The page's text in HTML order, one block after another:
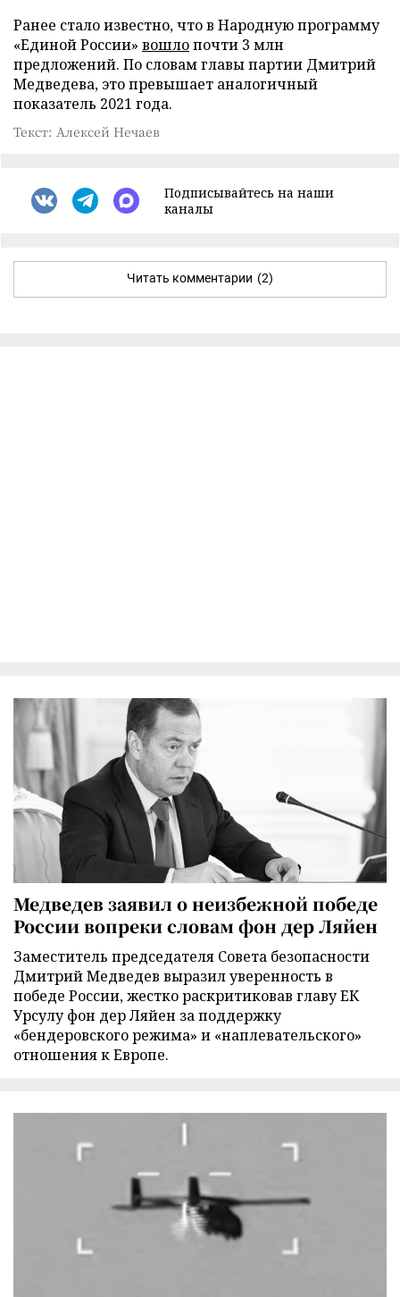
Ранее стало известно, что в Народную программу
«Единой России» вошлопочти 3 млн
предложений. По словам главы партии Дмитрий
Медведева, это превышает аналогичный
показатель 2021 года.
Текст: Алексей Нечаев
Подписывайтесь на наши
каналы
Читать комментарии (2)
Медведев заявил о неизбежной победе
России вопреки словам фон дер Ляйен
Заместитель председателя Совета безопасности
Дмитрий Медведев выразил уверенность в
победе России, жестко раскритиковав главу ЕК
Урсулу фон дер Ляйен за поддержку
«бендеровского режима» и «наплевательского»
отношения к Европе.